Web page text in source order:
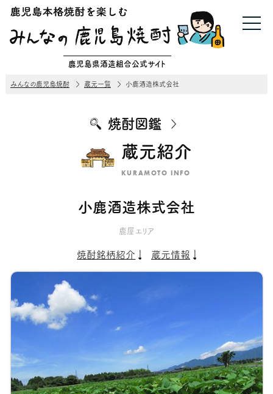
鹿児島県酒造組合公式サイト
みんなの鹿児島焼酎 蔵元一覧 小鹿酒造株式会社
焼酎図鑑
蔵元紹介
KURAMOTO INFO
小鹿酒造株式会社
鹿屋エリア
焼酎銘柄紹介 蔵元情報